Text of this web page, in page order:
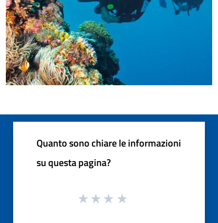
Quanto sono chiare le informazioni
su questa pagina?